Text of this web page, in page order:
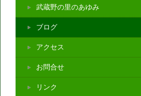
武蔵野の里のあゆみ
ブログ
アクセス
お問合せ
リンク